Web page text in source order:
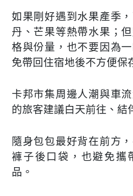
如果剛好遇到水果產季
丹、芒果等熱帶水果；
格與份量，也不要因為
免帶回住宿地後不方便保
卡邦市集周邊人潮與車
的旅客建議白天前往、結
隨身包包最好背在前方
褲子後口袋，也避免攜
品。